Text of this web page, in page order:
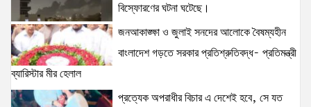
অহেতুক প্রকল্প নয়, পাহাড়িদের জীবনমান উন্নয়নে
বাস্তবভিত্তিক কার্যকর উদ্যোগ নেয়ার আহ্বান পার্বত্য
8 views|
বিস্ফোরণের ঘটনা ঘটেছে।
জনআকাঙ্ক্ষা ও জুলাই সনদের আলোকে বৈষম্যহীন
বাংলাদেশ গড়তে সরকার প্রতিশ্রুতিবদ্ধ- প্রতিমন্ত্রী
ব্যারিস্টার মীর হেলাল
প্রত্যেক অপরাধীর বিচার এ দেশেই হবে, সে যত